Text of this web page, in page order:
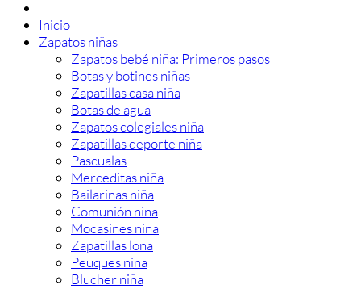
Inicio
Zapatos niñas
Zapatos bebé niña: Primeros pasos
Botas y botines niñas
Zapatillas casa niña
Botas de agua
Zapatos colegiales niña
Zapatillas deporte niña
Pascualas
Merceditas niña
Bailarinas niña
Comunión niña
Mocasines niña
Zapatillas lona
Peuques niña
Blucher niña